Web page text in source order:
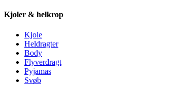
Kjoler & helkrop
Kjole
Heldragter
Body
Flyverdragt
Pyjamas
Svøb